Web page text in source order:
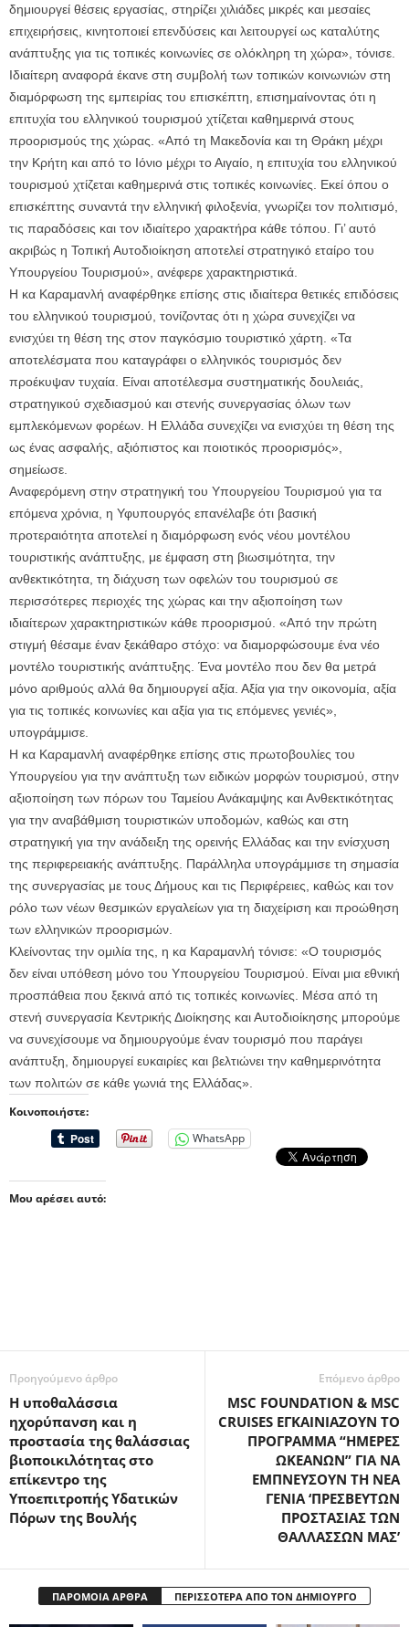
δημιουργεί θέσεις εργασίας, στηρίζει χιλιάδες μικρές και μεσαίες
επιχειρήσεις, κινητοποιεί επενδύσεις και λειτουργεί ως καταλύτης
ανάπτυξης για τις τοπικές κοινωνίες σε ολόκληρη τη χώρα», τόνισε.
Ιδιαίτερη αναφορά έκανε στη συμβολή των τοπικών κοινωνιών στη
διαμόρφωση της εμπειρίας του επισκέπτη, επισημαίνοντας ότι η
επιτυχία του ελληνικού τουρισμού χτίζεται καθημερινά στους
προορισμούς της χώρας. «Από τη Μακεδονία και τη Θράκη μέχρι
την Κρήτη και από το Ιόνιο μέχρι το Αιγαίο, η επιτυχία του ελληνικού
τουρισμού χτίζεται καθημερινά στις τοπικές κοινωνίες. Εκεί όπου ο
επισκέπτης συναντά την ελληνική φιλοξενία, γνωρίζει τον πολιτισμό,
τις παραδόσεις και τον ιδιαίτερο χαρακτήρα κάθε τόπου. Γι’ αυτό
ακριβώς η Τοπική Αυτοδιοίκηση αποτελεί στρατηγικό εταίρο του
Υπουργείου Τουρισμού», ανέφερε χαρακτηριστικά.
Η κα Καραμανλή αναφέρθηκε επίσης στις ιδιαίτερα θετικές επιδόσεις
του ελληνικού τουρισμού, τονίζοντας ότι η χώρα συνεχίζει να
ενισχύει τη θέση της στον παγκόσμιο τουριστικό χάρτη. «Τα
αποτελέσματα που καταγράφει ο ελληνικός τουρισμός δεν
προέκυψαν τυχαία. Είναι αποτέλεσμα συστηματικής δουλειάς,
στρατηγικού σχεδιασμού και στενής συνεργασίας όλων των
εμπλεκόμενων φορέων. Η Ελλάδα συνεχίζει να ενισχύει τη θέση της
ως ένας ασφαλής, αξιόπιστος και ποιοτικός προορισμός»,
σημείωσε.
Αναφερόμενη στην στρατηγική του Υπουργείου Τουρισμού για τα
επόμενα χρόνια, η Υφυπουργός επανέλαβε ότι βασική
προτεραιότητα αποτελεί η διαμόρφωση ενός νέου μοντέλου
τουριστικής ανάπτυξης, με έμφαση στη βιωσιμότητα, την
ανθεκτικότητα, τη διάχυση των οφελών του τουρισμού σε
περισσότερες περιοχές της χώρας και την αξιοποίηση των
ιδιαίτερων χαρακτηριστικών κάθε προορισμού. «Από την πρώτη
στιγμή θέσαμε έναν ξεκάθαρο στόχο: να διαμορφώσουμε ένα νέο
μοντέλο τουριστικής ανάπτυξης. Ένα μοντέλο που δεν θα μετρά
μόνο αριθμούς αλλά θα δημιουργεί αξία. Αξία για την οικονομία, αξία
για τις τοπικές κοινωνίες και αξία για τις επόμενες γενιές»,
υπογράμμισε.
Η κα Καραμανλή αναφέρθηκε επίσης στις πρωτοβουλίες του
Υπουργείου για την ανάπτυξη των ειδικών μορφών τουρισμού, στην
αξιοποίηση των πόρων του Ταμείου Ανάκαμψης και Ανθεκτικότητας
για την αναβάθμιση τουριστικών υποδομών, καθώς και στη
στρατηγική για την ανάδειξη της ορεινής Ελλάδας και την ενίσχυση
της περιφερειακής ανάπτυξης. Παράλληλα υπογράμμισε τη σημασία
της συνεργασίας με τους Δήμους και τις Περιφέρειες, καθώς και τον
ρόλο των νέων θεσμικών εργαλείων για τη διαχείριση και προώθηση
των ελληνικών προορισμών.
Κλείνοντας την ομιλία της, η κα Καραμανλή τόνισε: «Ο τουρισμός
δεν είναι υπόθεση μόνο του Υπουργείου Τουρισμού. Είναι μια εθνική
προσπάθεια που ξεκινά από τις τοπικές κοινωνίες. Μέσα από τη
στενή συνεργασία Κεντρικής Διοίκησης και Αυτοδιοίκησης μπορούμε
να συνεχίσουμε να δημιουργούμε έναν τουρισμό που παράγει
ανάπτυξη, δημιουργεί ευκαιρίες και βελτιώνει την καθημερινότητα
των πολιτών σε κάθε γωνιά της Ελλάδας».
Κοινοποιήστε:
WhatsApp
Μου αρέσει αυτό:
Προηγούμενο άρθρο
Η υποθαλάσσια
ηχορύπανση και η
προστασία της θαλάσσιας
βιοποικιλότητας στο
επίκεντρο της
Υποεπιτροπής Υδατικών
Πόρων της Βουλής
Επόμενο άρθρο
MSC FOUNDATION & MSC
CRUISES ΕΓΚΑΙΝΙΑΖΟΥΝ ΤΟ
ΠΡΟΓΡΑΜΜΑ “ΗΜΕΡΕΣ
ΩΚΕΑΝΩΝ” ΓΙΑ ΝΑ
ΕΜΠΝΕΥΣΟΥΝ ΤΗ ΝΕΑ
ΓΕΝΙΑ ‘ΠΡΕΣΒΕYΤΩΝ
ΠΡΟΣΤΑΣΙΑΣ ΤΩΝ
ΘΑΛΛΑΣΣΩΝ ΜΑΣ’
ΠΑΡΟΜΟΙΑ ΑΡΘΡΑ ΠΕΡΙΣΣΟΤΕΡΑ ΑΠΟ ΤΟΝ ΔΗΜΙΟΥΡΓΟ